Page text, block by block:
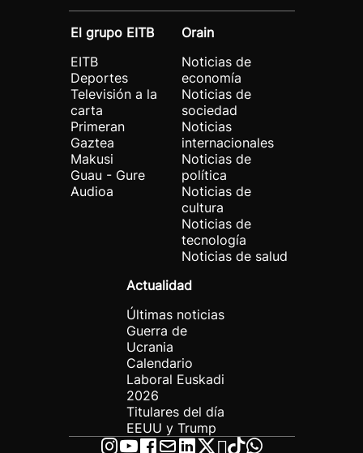
El grupo EITB
EITB
Deportes
Televisión a la
carta
Primeran
Gaztea
Makusi
Guau - Gure
Audioa
Orain
Noticias de
economía
Noticias de
sociedad
Noticias
internacionales
Noticias de
política
Noticias de
cultura
Noticias de
tecnología
Noticias de salud
Actualidad
Últimas noticias
Guerra de
Ucrania
Calendario
Laboral Euskadi
2026
Titulares del día
EEUU y Trump